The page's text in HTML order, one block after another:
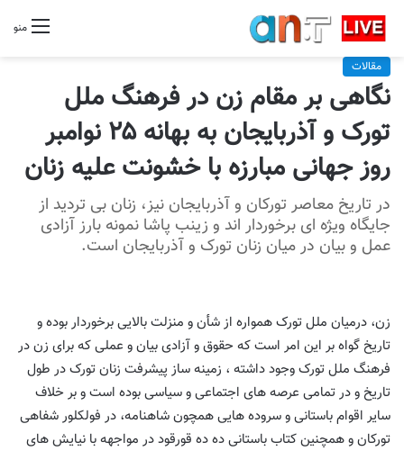
منو
مقالات
نگاهی بر مقام زن در فرهنگ ملل
تورک و آذربایجان به بهانه ۲۵ نوامبر
روز جهانی مبارزه با خشونت علیه زنان
در تاریخ معاصر تورکان و آذربایجان نیز، زنان بی تردید از
جایگاه ویژه ای برخوردار اند و زینب پاشا نمونه بارز آزادی
عمل و بیان در میان زنان تورک و آذربایجان است.
زن، درمیان ملل تورک همواره از شأن و منزلت بالایی برخوردار بوده و
تاریخ گواه بر این امر است که حقوق و آزادی بیان و عملی که برای زن در
فرهنگ ملل تورک وجود داشته ، زمینه ساز پیشرفت زنان تورک در طول
تاریخ و در تمامی عرصه های اجتماعی و سیاسی بوده است و بر خلاف
سایر اقوام باستانی و سروده هایی همچون شاهنامه، در فولکلور شفاهی
تورکان و همچنین کتاب باستانی ده ده قورقود در مواجهه با نیایش های